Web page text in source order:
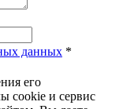
данных *
его
cookie и сервис